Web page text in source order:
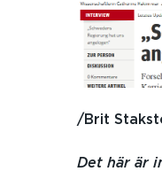
/Brit
Det här är